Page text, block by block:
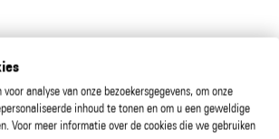
analyse van onze bezoekersgegevens, om onze
inhoud te tonen en om u een geweldige
Voor meer informatie over de cookies die we gebruiken